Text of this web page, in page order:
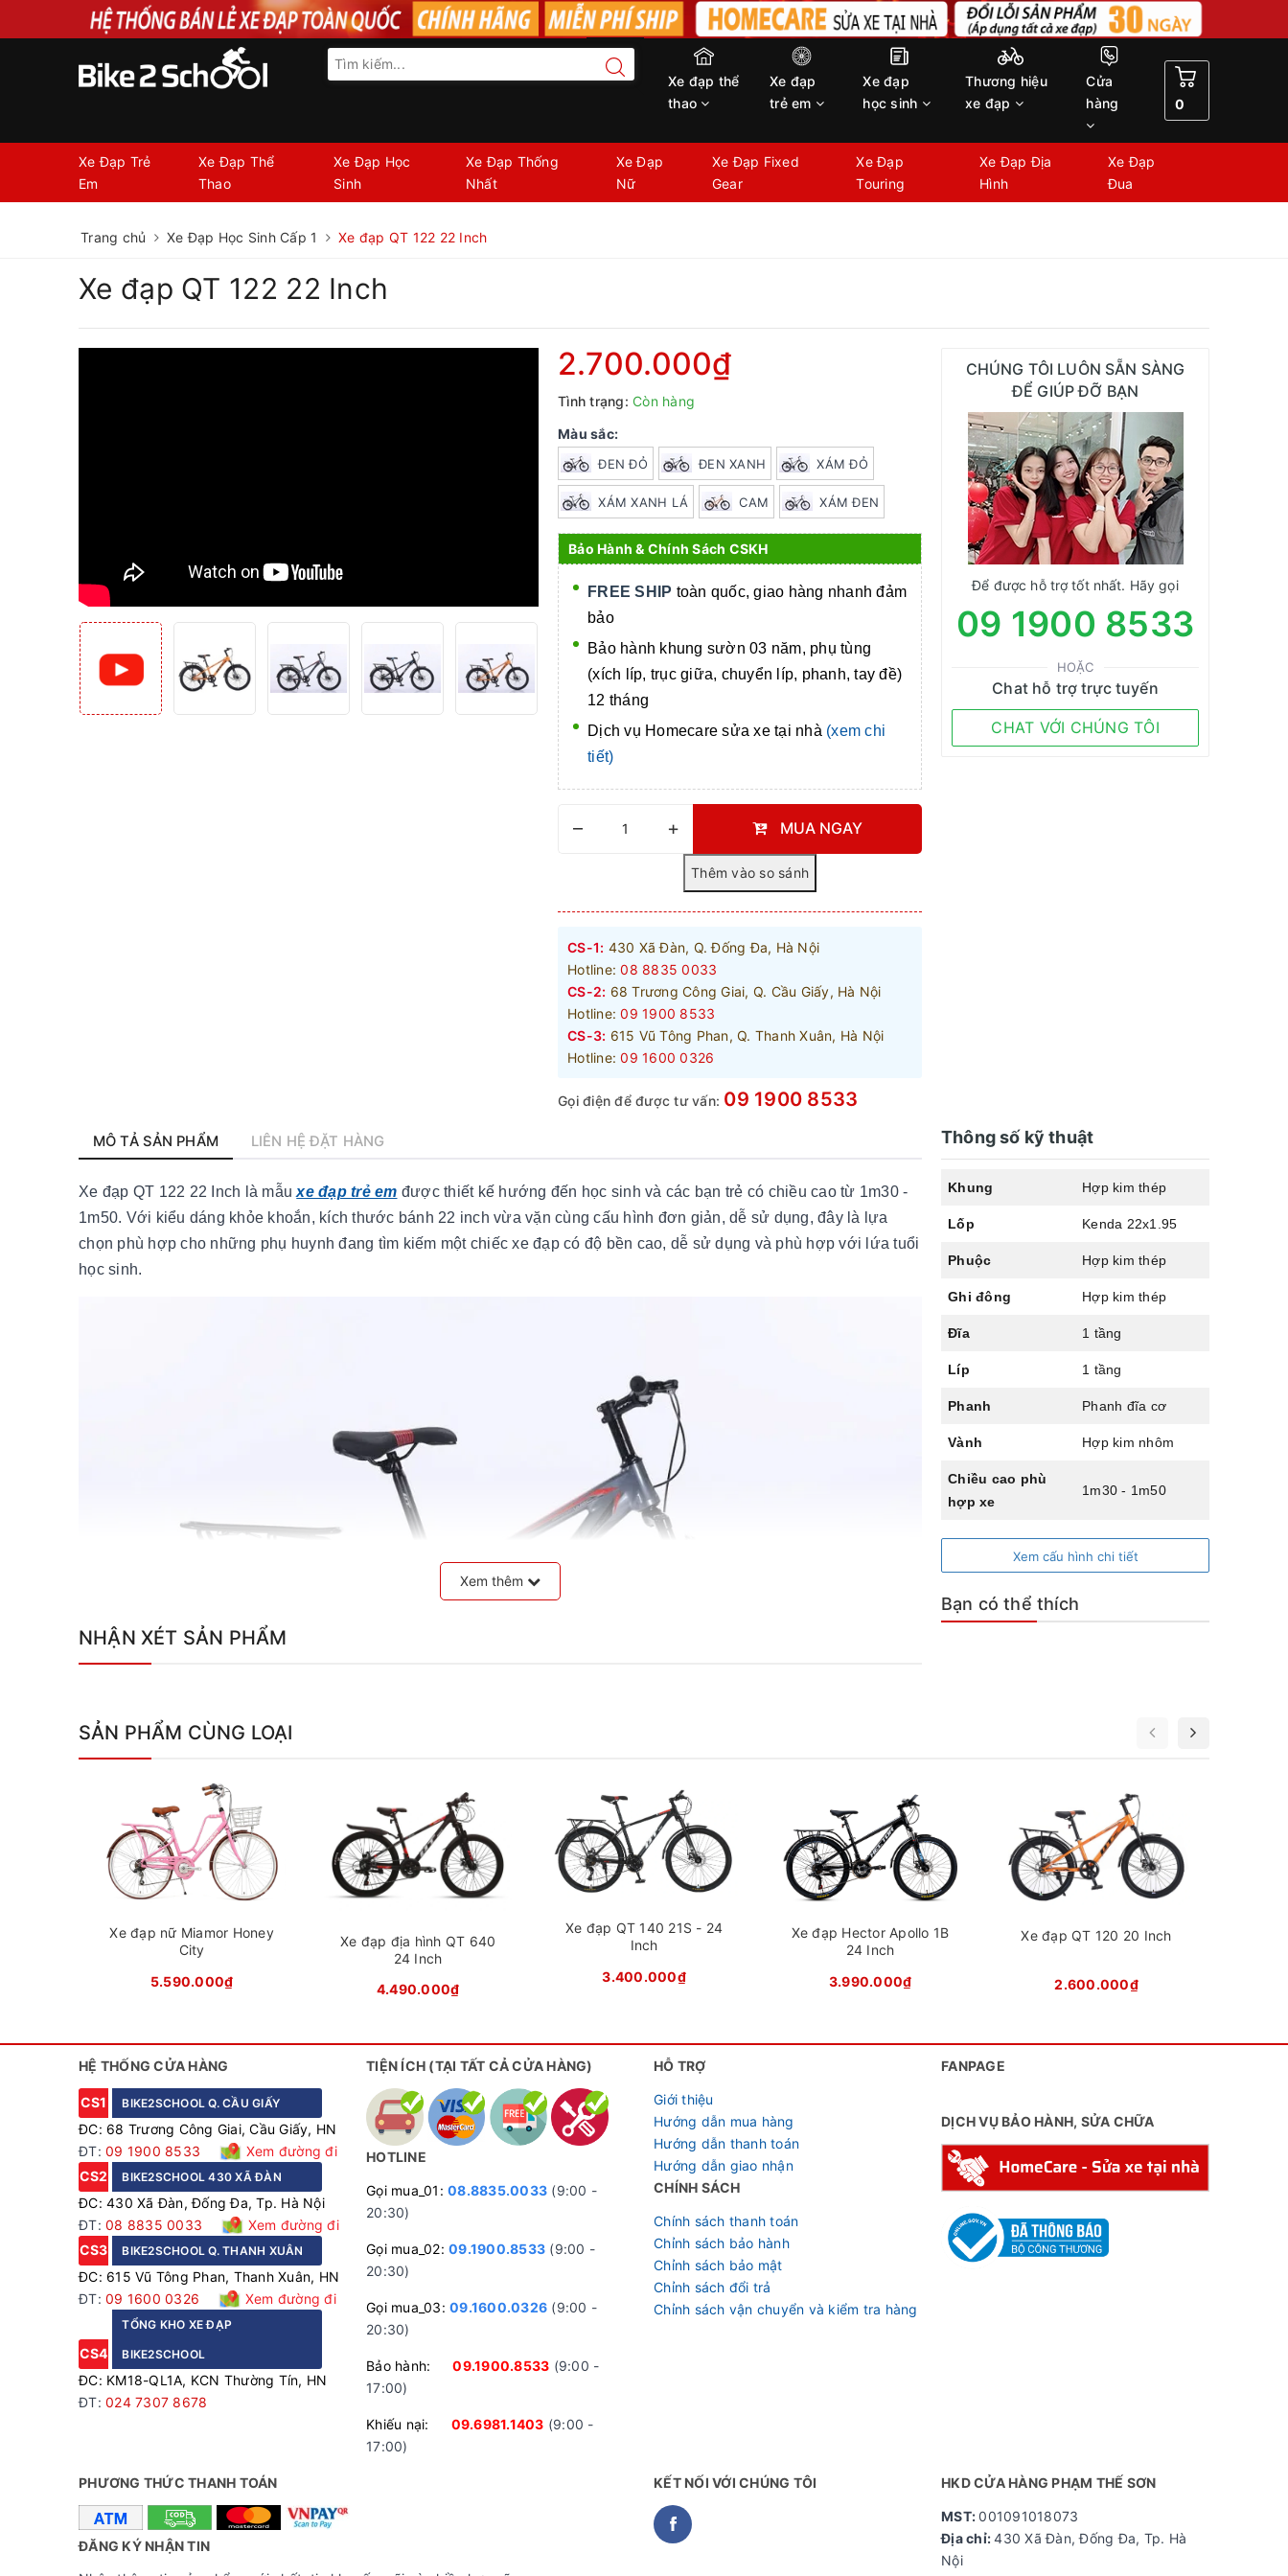
Xe đạp thể
thao
Xe đạp
trẻ em
Xe đạp
học sinh
Thương hiệu
xe đạp
Cửa
hàng
0
Xe Đạp Trẻ
Em
Xe Đạp Thể
Thao
Xe Đạp Học
Sinh
Xe Đạp Thống
Nhất
Xe Đạp
Nữ
Xe Đạp Fixed
Gear
Xe Đạp
Touring
Xe Đạp Địa
Hình
Xe Đạp
Đua
Trang chủ Xe Đạp Học Sinh Cấp 1 Xe đạp QT 122 22 Inch
Xe đạp QT 122 22 Inch
2.700.000₫
Tình trạng: Còn hàng
Màu sắc:
ĐEN ĐỎ ĐEN XANH XÁM ĐỎ
XÁM XANH LÁ CAM XÁM ĐEN
Bảo Hành & Chính Sách CSKH
FREE SHIP toàn quốc, giao hàng nhanh đảm
bảo
Bảo hành khung sườn 03 năm, phụ tùng
(xích líp, trục giữa, chuyển líp, phanh, tay đề)
12 tháng
Dịch vụ Homecare sửa xe tại nhà (xem chi
tiết)
– + MUA NGAY
CS-1: 430 Xã Đàn, Q. Đống Đa, Hà Nội
Hotline: 08 8835 0033
CS-2: 68 Trương Công Giai, Q. Cầu Giấy, Hà Nội
Hotline: 09 1900 8533
CS-3: 615 Vũ Tông Phan, Q. Thanh Xuân, Hà Nội
Hotline: 09 1600 0326
Gọi điện để được tư vấn: 09 1900 8533
CHÚNG TÔI LUÔN SẴN SÀNG
ĐỂ GIÚP ĐỠ BẠN
Để được hỗ trợ tốt nhất. Hãy gọi
09 1900 8533
HOẶC
Chat hỗ trợ trực tuyến
CHAT VỚI CHÚNG TÔI
MÔ TẢ SẢN PHẨM LIÊN HỆ ĐẶT HÀNG
Xe đạp QT 122 22 Inch là mẫuxe đạp trẻ em được thiết kế hướng đến học sinh và các bạn trẻ có chiều cao từ 1m30 -
1m50. Với kiểu dáng khỏe khoắn, kích thước bánh 22 inch vừa vặn cùng cấu hình đơn giản, dễ sử dụng, đây là lựa
chọn phù hợp cho những phụ huynh đang tìm kiếm một chiếc xe đạp có độ bền cao, dễ sử dụng và phù hợp với lứa tuổi
học sinh.
Xe đạp QT 122 22 Inch
Thiết kế thể thao năng động
QT 122 sở hữu thiết kế đơn giản nhưng vẫn mang đậm phong cách thể thao. Kích thước bánh 22 inch giúp xe vừa đủ
gọn gàng để dễ điều khiển nhưng vẫn đảm bảo sự ổn định khi di chuyển. Form xe được thiết kế phù hợp với học sinh
đang trong giai đoạn phát triển chiều cao, mang lại tư thế ngồi thoải mái và khả năng kiểm soát xe tốt hơn khi sử dụng
Xem thêm
NHẬN XÉT SẢN PHẨM
Thông số kỹ thuật
Khung Hợp kim thép
Lốp Kenda 22x1.95
Phuộc Hợp kim thép
Ghi đông Hợp kim thép
Đĩa 1 tầng
Líp 1 tầng
Phanh Phanh đĩa cơ
Vành Hợp kim nhôm
Chiều cao phù
hợp xe
1m30 - 1m50
Xem cấu hình chi tiết
Bạn có thể thích
SẢN PHẨM CÙNG LOẠI
Xe đạp nữ Miamor Honey
City
5.590.000₫
Xe đạp địa hình QT 640
24 Inch
4.490.000₫
Xe đạp QT 140 21S - 24
Inch
3.400.000₫
Xe đạp Hector Apollo 1B
24 Inch
3.990.000₫
Xe đạp QT 120 20 Inch
2.600.000₫
HỆ THỐNG CỬA HÀNG
CS1 BIKE2SCHOOL Q. CẦU GIẤY
ĐC: 68 Trương Công Giai, Cầu Giấy, HN
ĐT: 09 1900 8533
Xem đường đi
CS2
BIKE2SCHOOL 430 XÃ ĐÀN
ĐC: 430 Xã Đàn, Đống Đa, Tp. Hà Nội
ĐT: 08 8835 0033
Xem đường đi
CS3
BIKE2SCHOOL Q. THANH XUÂN
ĐC: 615 Vũ Tông Phan, Thanh Xuân, HN
ĐT: 09 1600 0326 Xem đường đi
CS4
TỔNG KHO XE ĐẠP
BIKE2SCHOOL
ĐC: KM18-QL1A, KCN Thường Tín, HN
ĐT: 024 7307 8678
TIỆN ÍCH (TẠI TẤT CẢ CỬA HÀNG)
HOTLINE
Gọi mua_01: 08.8835.0033 (9:00 -
20:30)
Gọi mua_02: 09.1900.8533 (9:00 -
20:30)
Gọi mua_03: 09.1600.0326 (9:00 -
20:30)
Bảo hành:09.1900.8533 (9:00 -
17:00)
Khiếu nại: 09.6981.1403 (9:00 -
17:00)
HỖ TRỢ
Giới thiệu
Hướng dẫn mua hàng
Hướng dẫn thanh toán
Hướng dẫn giao nhận
CHÍNH SÁCH
Chính sách thanh toán
Chỉnh sách bảo hành
Chỉnh sách bảo mật
Chỉnh sách đổi trả
Chỉnh sách vận chuyển và kiểm tra hàng
FANPAGE
DỊCH VỤ BẢO HÀNH, SỬA CHỮA
PHƯƠNG THỨC THANH TOÁN
ĐĂNG KÝ NHẬN TIN
KẾT NỐI VỚI CHÚNG TÔI HKD CỬA HÀNG PHẠM THẾ SƠN
MST:001091018073
Địa chỉ:430 Xã Đàn, Đống Đa, Tp. Hà
Nội